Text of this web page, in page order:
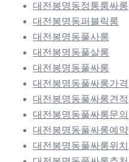
대전봉명동정통룸싸롱
대전봉명동퍼블릭룸
대전봉명동풀사롱
대전봉명동풀살롱
대전봉명동풀싸롱
대전봉명동풀싸롱가격
대전봉명동풀싸롱견적
대전봉명동풀싸롱문의
대전봉명동풀싸롱예약
대전봉명동풀싸롱위치